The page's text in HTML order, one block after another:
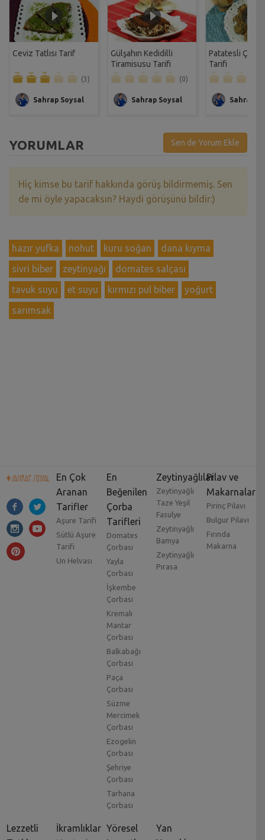
Ceviz Tatlısı Tarif
(3)
Sahrap Soysal
Gülşahın Kedidilli
Tiramisusu Tarifi
(0)
Sahrap Soysal
Patatesli Çıtır
Tarifi
Sahrap
YORUMLAR Sen de Yorum Ekle
Hiç kimse bu tarif hakkında görüş bildirmemiş. Sen
de mi öyle yapacaksın? Haydi görüşünü bildir:)
hazır yufka nohut kuru soğan
dana kıyma
sivri biber
zeytinyağı
domates salçası
tavuk suyu
et suyu kırmızı pul biber
yoğurt
sarımsak
En Çok
Aranan
Tarifler
Aşure Tarifi
Sütlü Aşure
Tarifi
Un Helvası
En
Beğenilen
Çorba
Tarifleri
Domates
Çorbası
Yayla
Çorbası
İşkembe
Çorbası
Kremalı
Mantar
Çorbası
Balkabağı
Çorbası
Paça
Çorbası
Süzme
Mercimek
Çorbası
Ezogelin
Çorbası
Şehriye
Çorbası
Tarhana
Çorbası
Zeytinyağlılar
Zeytinyağlı
Taze Yeşil
Fasulye
Zeytinyağlı
Bamya
Zeytinyağlı
Pırasa
Pilav ve
Makarnalar
Pirinç Pilavı
Bulgur Pilavı
Fırında
Makarna
Lezzetli
İkramlıklar Yöresel
Yan